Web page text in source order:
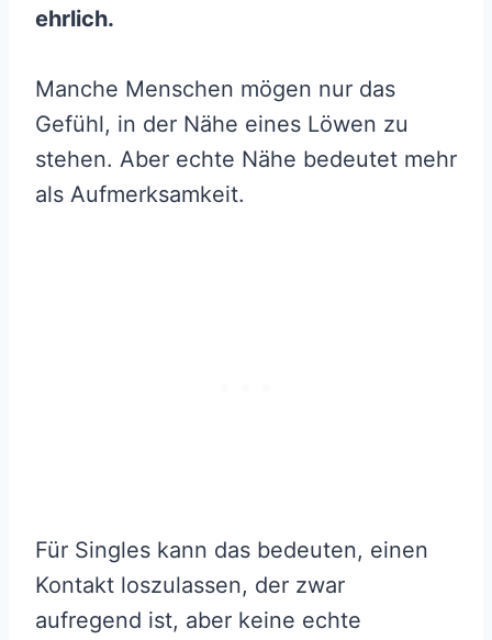
ehrlich.
Manche Menschen mögen nur das
Gefühl, in der Nähe eines Löwen zu
stehen. Aber echte Nähe bedeutet mehr
als Aufmerksamkeit.
Für Singles kann das bedeuten, einen
Kontakt loszulassen, der zwar
aufregend ist, aber keine echte